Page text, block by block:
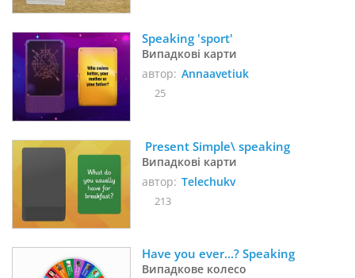
Speaking 'sport'
Випадкові карти
автор: Annaavetiuk
25
Present Simple\ speaking
Випадкові карти
автор: Telechukv
213
Have you ever...? Speaking
Випадкове колесо